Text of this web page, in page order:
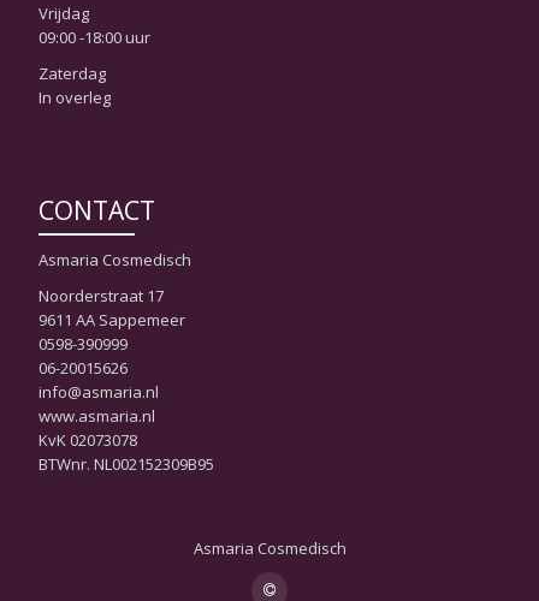
Vrijdag
09:00 -18:00 uur
Zaterdag
In overleg
CONTACT
Asmaria Cosmedisch
Noorderstraat 17
9611 AA Sappemeer
0598-390999
06-20015626
info@asmaria.nl
www.asmaria.nl
KvK 02073078
BTWnr. NL002152309B95
Asmaria Cosmedisch